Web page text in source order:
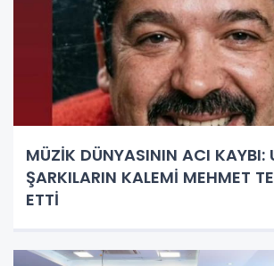
MÜZİK DÜNYASININ ACI KAYBI:
ŞARKILARIN KALEMİ MEHMET
ETTİ